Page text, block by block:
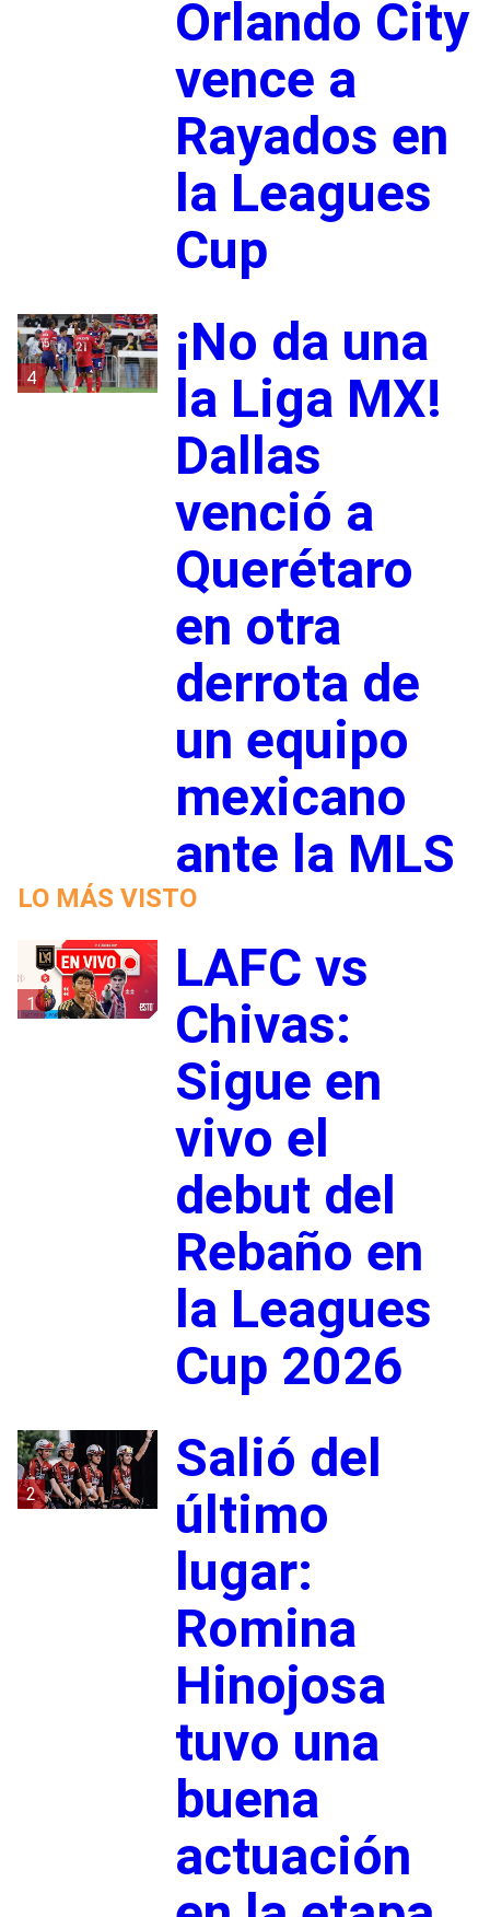
Orlando City
vence a
Rayados en
la Leagues
Cup
4
¡No da una
la Liga MX!
Dallas
venció a
Querétaro
en otra
derrota de
un equipo
mexicano
ante la MLS
LO MÁS VISTO
1
LAFC vs
Chivas:
Sigue en
vivo el
debut del
Rebaño en
la Leagues
Cup 2026
2
Salió del
último
lugar:
Romina
Hinojosa
tuvo una
buena
actuación